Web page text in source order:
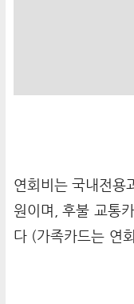
연회비는 국내전
원이며, 후불 교통
다 (가족카드는 연